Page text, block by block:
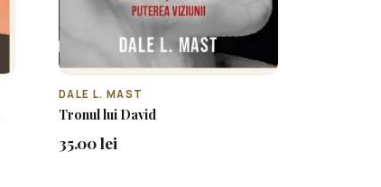
DALE L. MAST
Tronul lui David
35.00 lei